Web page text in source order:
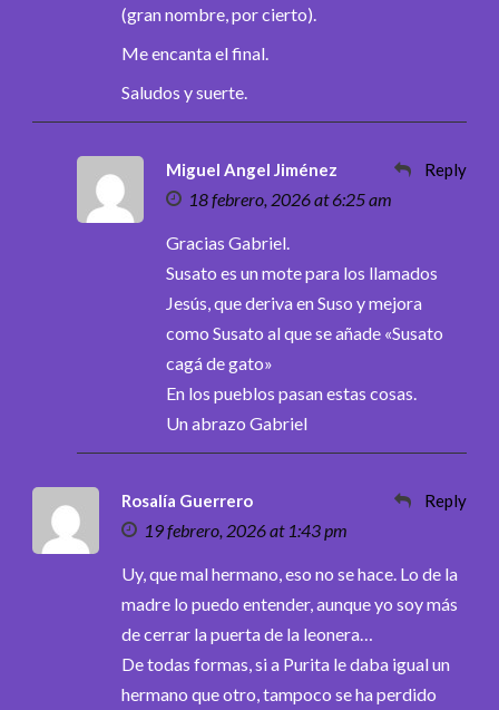
(gran nombre, por cierto).
Me encanta el final.
Saludos y suerte.
Miguel Angel Jiménez
18 febrero, 2026 at 6:25 am
Reply
Gracias Gabriel.
Susato es un mote para los llamados
Jesús, que deriva en Suso y mejora
como Susato al que se añade «Susato
cagá de gato»
En los pueblos pasan estas cosas.
Un abrazo Gabriel
Rosalía Guerrero
19 febrero, 2026 at 1:43 pm
Reply
Uy, que mal hermano, eso no se hace. Lo de la
madre lo puedo entender, aunque yo soy más
de cerrar la puerta de la leonera…
De todas formas, si a Purita le daba igual un
hermano que otro, tampoco se ha perdido